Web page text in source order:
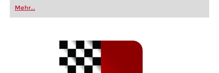
oder bereits auf Turnierniveau spielen: Mit
FRITZ trainieren Sie effizienter, intelligenter und
individueller als je zuvor.
Mehr...